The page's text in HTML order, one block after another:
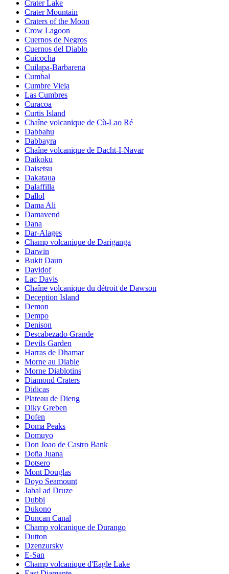
Crater Lake
Crater Mountain
Craters of the Moon
Crow Lagoon
Cuernos de Negros
Cuernos del Diablo
Cuicocha
Cuilapa-Barbarena
Cumbal
Cumbre Vieja
Las Cumbres
Curacoa
Curtis Island
Chaîne volcanique de Cù-Lao Ré
Dabbahu
Dabbayra
Chaîne volcanique de Dacht-I-Navar
Daikoku
Daisetsu
Dakataua
Dalaffilla
Dallol
Dama Ali
Damavend
Dana
Dar-Alages
Champ volcanique de Dariganga
Darwin
Bukit Daun
Davidof
Lac Davis
Chaîne volcanique du détroit de Dawson
Deception Island
Demon
Dempo
Denison
Descabezado Grande
Devils Garden
Harras de Dhamar
Morne au Diable
Morne Diablotins
Diamond Craters
Didicas
Plateau de Dieng
Diky Greben
Dofen
Doma Peaks
Domuyo
Don Joao de Castro Bank
Doña Juana
Dotsero
Mont Douglas
Doyo Seamount
Jabal ad Druze
Dubbi
Dukono
Duncan Canal
Champ volcanique de Durango
Dutton
Dzenzursky
E-San
Champ volcanique d'Eagle Lake